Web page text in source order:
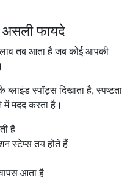
फायदे
तब आता है जब कोई आपकी
स्पॉट्स दिखाता है, स्पष्टता
मदद करता है।
है
स्टेप्स तय होते हैं
आता है